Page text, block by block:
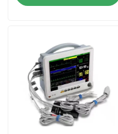
Tur Pabrik
Kontrol Kualitas